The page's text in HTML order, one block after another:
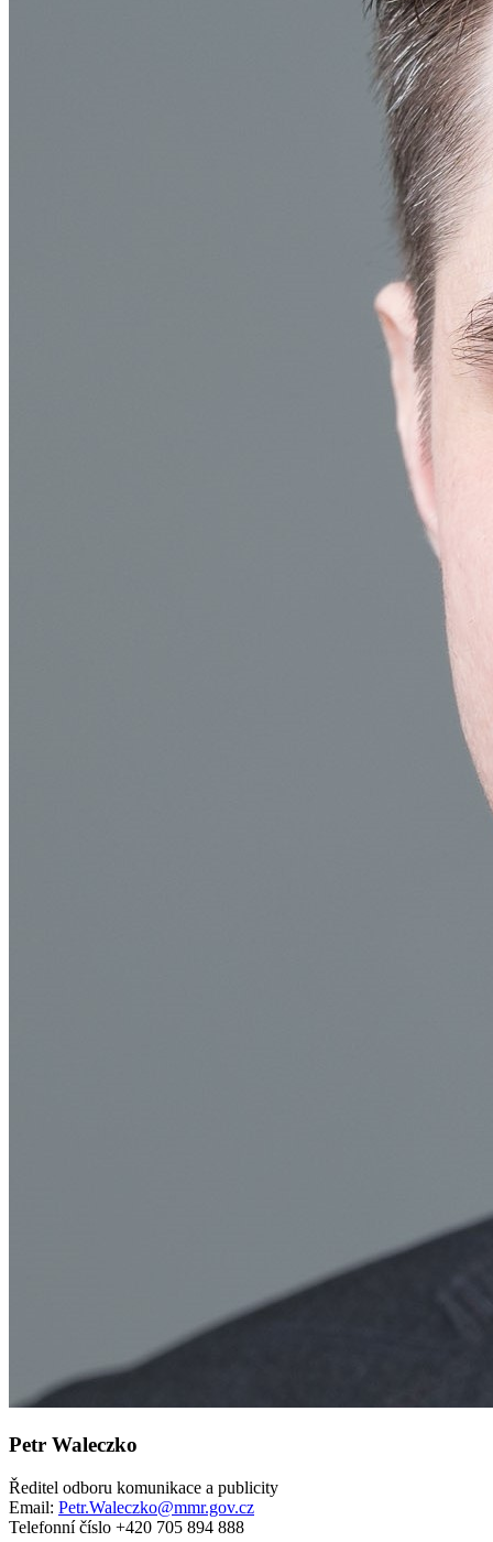
Petr Waleczko
Ředitel odboru komunikace a publicity
Email: Petr.Waleczko@mmr.gov.cz
Telefonní číslo +420 705 894 888